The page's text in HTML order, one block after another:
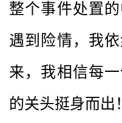
整个事件处置
遇到险情，我
来，我相信每
的关头挺身而出